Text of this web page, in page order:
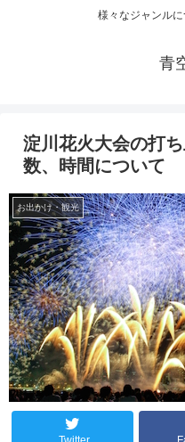
様々なジャンルに
青
淀川花火大会の打
数、時間について
お出かけ・観光